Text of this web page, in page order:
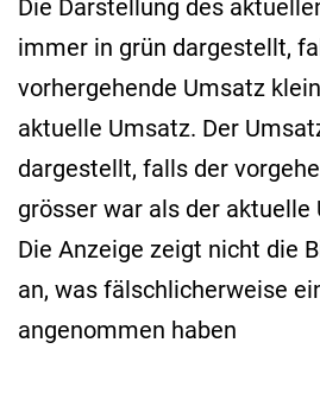
Die Darstellung des
immer in grün dargestellt,
vorhergehende Umsatz
aktuelle Umsatz. Der
dargestellt, falls der
grösser war als der aktuelle
Die Anzeige zeigt nicht die
an, was fälschlicherweise
angenommen haben